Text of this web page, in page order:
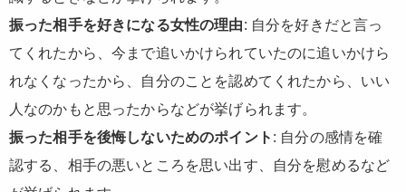
振った相手を好きになる女性の理由: 自分を好きだと言っ
てくれたから、今まで追いかけられていたのに追いかけら
れなくなったから、自分のことを認めてくれたから、いい
人なのかもと思ったからなどが挙げられます。
振った相手を後悔しないためのポイント : 自分の感情を確
認する、相手の悪いところを思い出す、自分を慰めるなど